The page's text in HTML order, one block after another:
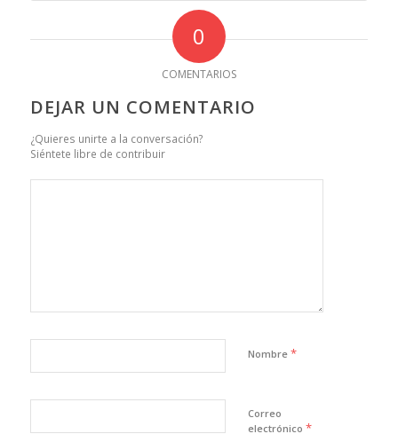
0
COMENTARIOS
DEJAR UN COMENTARIO
¿Quieres unirte a la conversación?
Siéntete libre de contribuir
Nombre *
Correo
electrónico *